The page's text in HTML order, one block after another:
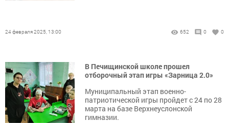
24 февраля 2025, 13:00 652 0 0
В Печищинской школе прошел
отборочный этап игры «Зарница 2.0»
Муниципальный этап военно-
патриотической игры пройдет с 24 по 28
марта на базе Верхнеуслонской
гимназии.